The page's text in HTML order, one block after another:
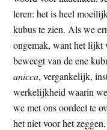
leren: het is heel
kubus te zien. Als we
ongemak, want het lijkt
beweegt van de ene
anicca, vergankelijk,
werkelijkheid waarin
we met ons oordeel te
het niet voor het